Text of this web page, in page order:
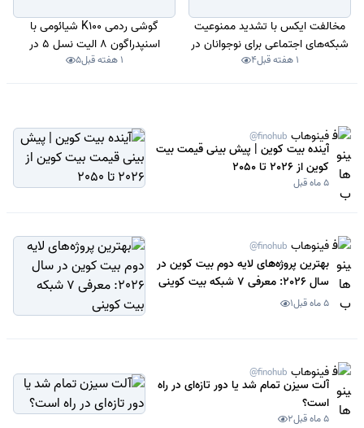
مخالفت ایکس با تشدید ممنوعیت
شبکه‌های اجتماعی برای نوجوانان در
استرالیا
1 هفته قبل 4
گوشی ردمی K100 شیائومی با
اسنپدراگون 8 الیت نسل 5 در
گیک‌بنچ رویت شد
1 هفته قبل 5
فینوهاب @finohub
آینده بیت کوین | پیش بینی قیمت بیت
کوین از 2026 تا 2050
5 ماه قبل
فینوهاب @finohub
بهترین پروژه‌های لایه دوم بیت کوین در
سال 2026: معرفی 7 شبکه بیت کوینی
5 ماه قبل 1
فینوهاب @finohub
آلت سیزن تمام شد یا دور تازه‌ای در راه
است؟
5 ماه قبل 2